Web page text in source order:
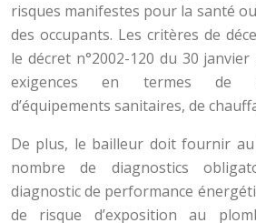
risques manifestes pour la santé
des occupants. Les critères de
le décret n°2002-120 du 30
exigences en termes de
d’équipements sanitaires, de
De plus, le bailleur doit fournir
nombre de diagnostics
diagnostic de performance
de risque d’exposition au